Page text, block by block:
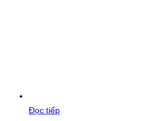
Đọc tiếp